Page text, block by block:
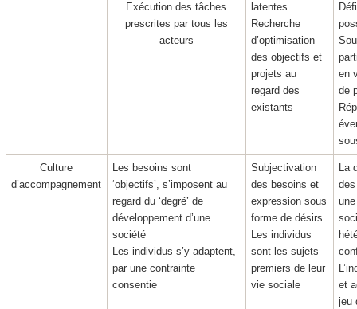
Exécution des tâches
prescrites par tous les
acteurs
latentes
Recherche
d’optimisation
des objectifs et
projets au
regard des
existants
en
de
Culture
d’accompagnement
Les besoins sont
‘objectifs’, s’imposent au
regard du ‘degré’ de
développement d’une
société
Les individus s’y adaptent,
par une contrainte
consentie
Subjectivation
des besoins et
expression sous
forme de désirs
Les individus
sont les sujets
premiers de leur
vie sociale
La
et
jeu